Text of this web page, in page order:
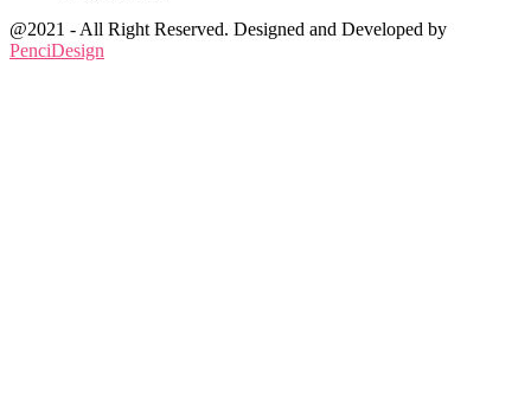
@2021 - All Right Reserved. Designed and Developed by
PenciDesign